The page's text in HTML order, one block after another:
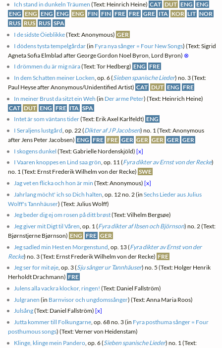
Ich stand in dunkeln Träumen (Text: Heinrich Heine) CAT DUT ENG ENG
ENG ENG ENG ENG ENG FIN FIN FRE FRE GRE ITA KOR LIT NOR
RUS RUS RUS SPA
I de sidste Öieblikke(Text: Anonymous) GER
I dödens tysta tempelgårdar(in Fyra nya sånger = Four New Songs) (Text: Sigrid
Agneta Sofia Elmblad after George Gordon Noel Byron, Lord Byron) ⊗
I drömmen du är mig nära(Text: Tor Hedberg) ENG FRE
In dem Schatten meiner Locken , op. 6 (Sieben spanische Lieder) no. 3 (Text:
Paul Heyse after Anonymous/Unidentified Artist) CAT DUT ENG FRE
In meiner Brust da sitzt ein Weh (in Der arme Peter) (Text: Heinrich Heine)
CAT DUT ENG FRE ITA SPA
Intet är som väntans tider(Text: Erik Axel Karlfeldt) ENG
I Seraljens lustgård , op. 22 (Dikter af J P Jacobsen) no. 1 (Text: Anonymous
after Jens Peter Jacobsen) ENG FRE FRE GER GER GER GER GER
I skogens dunkel (Text: Gabrielle Nordenskjöld)[x]
I Vaaren knoppes en Lind saa grön, op. 11 (Fyra dikter av Ernst von der Recke)
no. 1 (Text: Ernst Frederik Wilhelm von der Recke) SWE
Jag vet en flicka och hon är min (Text: Anonymous)[x]
Jahrlang möcht' ich so Dich halten , op. 12 no. 2 (inSechs Lieder aus Julius
Wolff's Tannhäuser) (Text: Julius Wolff)
Jeg beder dig ej om rosen på ditt brøst(Text: Vilhelm Bergsøe)
Jeg giver mit Digt til Våren, op. 1 (Fyra dikter af Ibsen och Björnson) no. 2 (Text:
Bjørnstjerne Bjørnson) ENG FRE GER
Jeg sadled min Hest en Morgenstund , op. 13 (Fyra dikter av Ernst von der
Recke) no. 3 (Text: Ernst Frederik Wilhelm von der Recke) FRE
Jeg ser for mit øje, op. 3 (Sju sånger ur Tannhäuser) no. 5 (Text: Holger Henrik
Herholdt Drachmann) FRE
Julens alla vackra klockor, ringen! (Text: Daniel Fallström)
Julgranen (in Barnvisor och ungdomssånger) (Text: Anna Maria Roos)
Julsång(Text: Daniel Fallström)[x]
Jutta kommer till Folkungarne, op. 68 no. 3 (in Fyra posthuma sånger = Four
posthumous songs) (Text: Verner von Heidenstam)
Klinge, klinge mein Pandero , op. 6 (Sieben spanische Lieder) no. 1 (Text: